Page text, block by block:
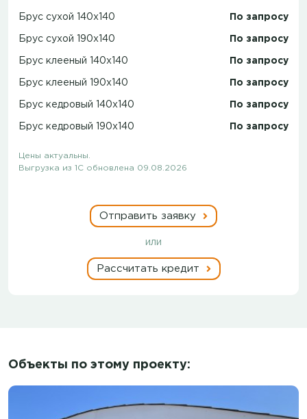
Брус сухой 140x140 По запросу
Брус сухой 190x140 По запросу
Брус клееный 140x140 По запросу
Брус клееный 190x140 По запросу
Брус кедровый 140x140 По запросу
Брус кедровый 190x140 По запросу
Цены актуальны.
Выгрузка из 1С обновлена 09.08.2026
Отправить заявку
или
Рассчитать кредит
Объекты по этому проекту: